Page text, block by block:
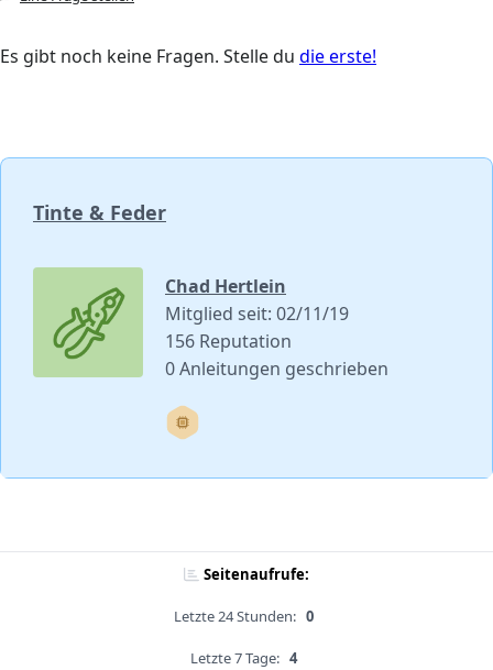
Es gibt noch keine Fragen. Stelle du die erste!
Tinte & Feder
Chad Hertlein
Mitglied seit: 02/11/19
156 Reputation
0 Anleitungen geschrieben
Seitenaufrufe:
Letzte 24 Stunden: 0
Letzte 7 Tage: 4